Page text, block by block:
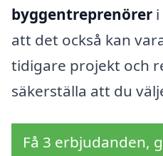
byggentreprenörer i
att det också kan
tidigare projekt och
säkerställa att du
Få 3 erbjudanden,